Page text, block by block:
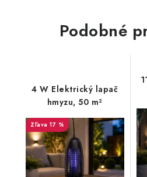
Podobné
4 W Elektrický lapač
hmyzu, 50 m²
17 %